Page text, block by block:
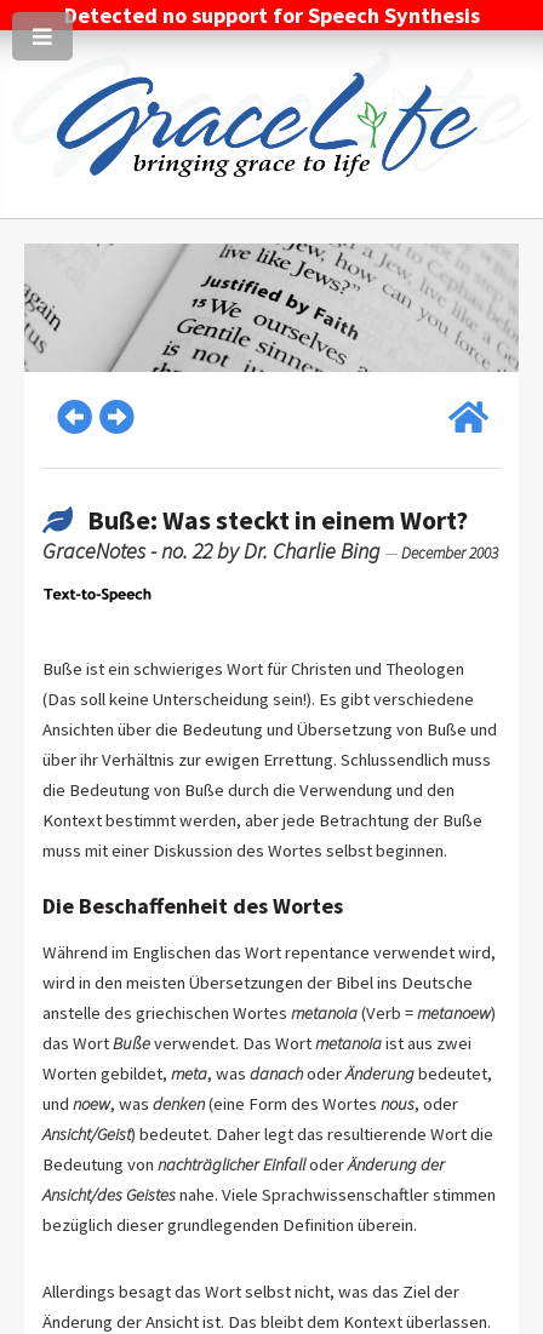
Detected no support for Speech Synthesis
Buße: Was steckt in einem Wort?
GraceNotes - no. 22 by Dr. Charlie Bing —December 2003
Buße ist ein schwieriges Wort für Christen und Theologen
(Das soll keine Unterscheidung sein!). Es gibt verschiedene
Ansichten über die Bedeutung und Übersetzung von Buße und
über ihr Verhältnis zur ewigen Errettung. Schlussendlich muss
die Bedeutung von Buße durch die Verwendung und den
Kontext bestimmt werden, aber jede Betrachtung der Buße
muss mit einer Diskussion des Wortes selbst beginnen.
Die Beschaffenheit des Wortes
Während im Englischen das Wort repentance verwendet wird,
wird in den meisten Übersetzungen der Bibel ins Deutsche
anstelle des griechischen Wortes metanoia(Verb =metanoew)
das WortBußeverwendet. Das Wortmetanoiaist aus zwei
Worten gebildet, meta, was danachoderÄnderungbedeutet,
und noew, was denken(eine Form des Wortes nous, oder
Ansicht/Geist) bedeutet. Daher legt das resultierende Wort die
Bedeutung von nachträglicher EinfalloderÄnderung der
Ansicht/des Geistesnahe. Viele Sprachwissenschaftler stimmen
bezüglich dieser grundlegenden Definition überein.
Allerdings besagt das Wort selbst nicht, was das Ziel der
Änderung der Ansicht ist. Das bleibt dem Kontext überlassen.